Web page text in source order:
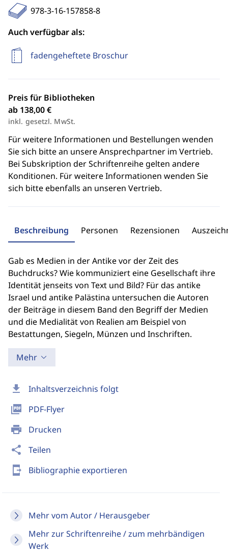
download Inhaltsverzeichnis folgt
picture_as_pdf PDF-Flyer
print Drucken
share Teilen
send_to_mobile Bibliographie exportieren
Mehr vom Autor / Herausgeber
Mehr zur Schriftenreihe / zum mehrbändigen
Werk
978-3-16-157858-8
Auch verfügbar als:
fadengeheftete Broschur
Preis für Bibliotheken
ab 138,00 €
inkl. gesetzl. MwSt.
Für weitere Informationen und Bestellungen wenden
Sie sich bitte an unsere Ansprechpartner im Vertrieb.
Bei Subskription der Schriftenreihe gelten andere
Konditionen. Für weitere Informationen wenden Sie
sich bitte ebenfalls an unseren Vertrieb.
Beschreibung Personen Rezensionen
Gab es Medien in der Antike vor der Zeit des
Buchdrucks? Wie kommuniziert eine Gesellschaft ihre
Identität jenseits von Text und Bild? Für das antike
Israel und antike Palästina untersuchen die Autoren
der Beiträge in diesem Band den Begriff der Medien
und die Medialität von Realien am Beispiel von
Bestattungen, Siegeln, Münzen und Inschriften.
Mehr